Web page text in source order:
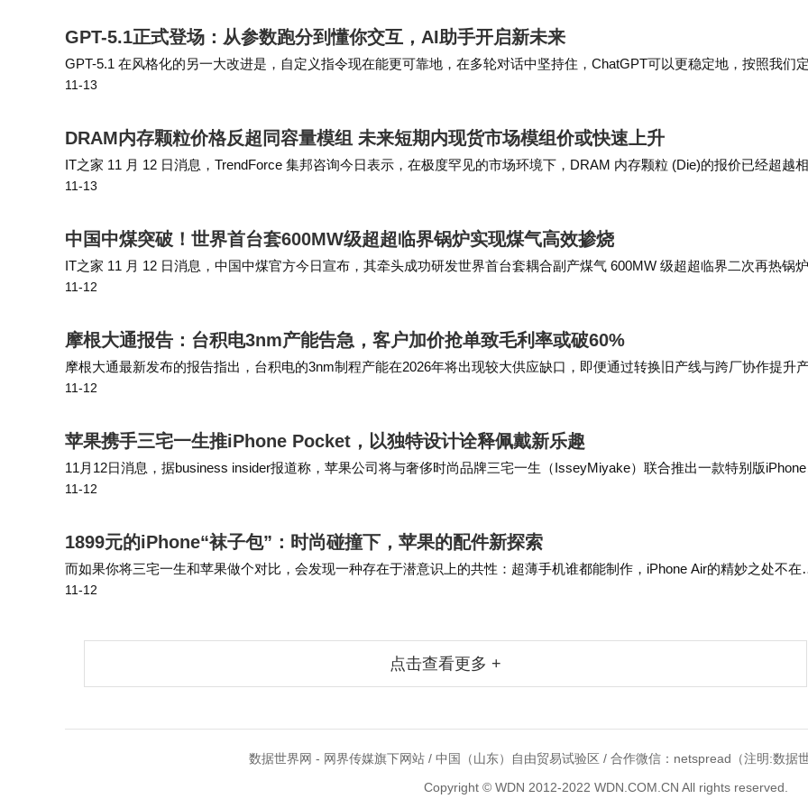
GPT-5.1正式登场：从参数跑分到懂你交互，AI助手开启新未来
GPT-5.1 在风格化的另一大改进是，自定义指令现在能更可靠地，在多轮对话中坚持住，ChatGPT可以更稳定地，按照我们
的个性来完成各项任务。 OpenAI 这次提供了后悔药，付费用户在 3 个月内…
11-13
DRAM内存颗粒价格反超同容量模组 未来短期内现货市场模组价或快速上升
IT之家 11 月 12 日消息，TrendForce 集邦咨询今日表示，在极度罕见的市场环境下，DRAM 内存颗粒 (Die)的报价已经超越
容量的内存条（模组，Module）报价，且价差巨大。 过去七…
11-13
中国中煤突破！世界首台套600MW级超超临界锅炉实现煤气高效掺烧
IT之家 11 月 12 日消息，中国中煤官方今日宣布，其牵头成功研发世界首台套耦合副产煤气 600MW 级超超临界二次再热锅
该设备近日还成功入选国家能源局公告发布第五批能源领域首台（套）重大技术装备名单…
11-12
摩根大通报告：台积电3nm产能告急，客户加价抢单致毛利率或破60%
摩根大通最新发布的报告指出，台积电的3nm制程产能在2026年将出现较大供应缺口，即便通过转换旧产线与跨厂协作提升
能，2026年底能够达到14万至14.5万片的产能，仍难以满足全部需求，这也将导致客户争相…
11-12
苹果携手三宅一生推iPhone Pocket，以独特设计诠释佩戴新乐趣
11月12日消息，据business insider报道称，苹果公司将与奢侈时尚品牌三宅一生（IsseyMiyake）联合推出一款特别版iPhone
件——iPhone Pocket。 三宅设计工作室总监宫…
11-12
1899元的iPhone“袜子包”：时尚碰撞下，苹果的配件新探索
而如果你将三宅一生和苹果做个对比，会发现一种存在于潜意识上的共性：超薄手机谁都能制作，iPhone Air的精妙之处不在
薄，而在于通过超高级程度的高原主板，将机身解放出来；同理，A-POC 的意义也不在…
11-12
点击查看更多 +
数据世界网 - 网界传媒旗下网站 / 中国（山东）自由贸易试验区 / 合作微信：netspread（注明:数据
Copyright © WDN 2012-2022 WDN.COM.CN All rights reserved.